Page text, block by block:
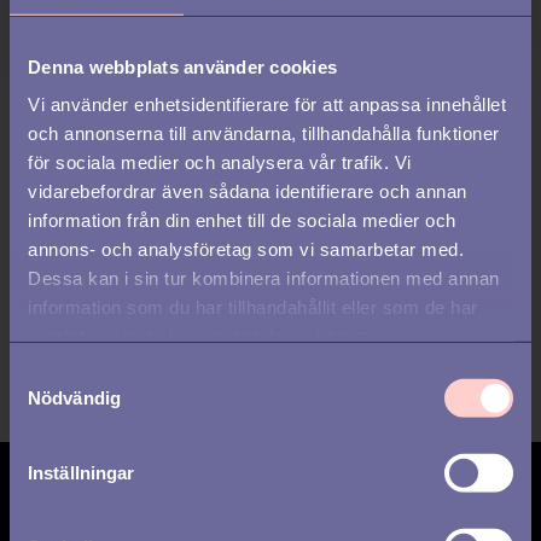
Denna webbplats använder cookies
Vi använder enhetsidentifierare för att anpassa innehållet
och annonserna till användarna, tillhandahålla funktioner
för sociala medier och analysera vår trafik. Vi
vidarebefordrar även sådana identifierare och annan
information från din enhet till de sociala medier och
annons- och analysföretag som vi samarbetar med.
Dessa kan i sin tur kombinera informationen med annan
information som du har tillhandahållit eller som de har
Nödvändig
Inställningar